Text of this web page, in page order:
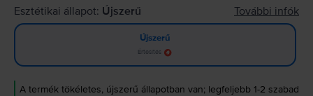
Esztétikai állapot: Újszerű További infók
Újszerű
Értesítés
A termék tökéletes, újszerű állapotban van; legfeljebb 1-2 szabad